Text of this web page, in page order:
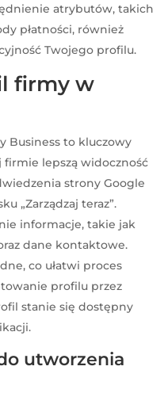
atrybutów, takich
płatności, również
Twojego profilu.
firmy w
Business to kluczowy
lepszą widoczność
strony Google
„Zarządzaj teraz”.
informacje, takie jak
dane kontaktowe.
co ułatwi proces
profilu przez
stanie się dostępny
utworzenia